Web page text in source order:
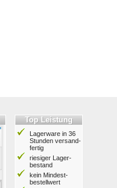
Top Leistung
Lagerware in 36
Stunden ver­sand­
fertig
riesiger Lager­
bestand
kein Mindest­
bestell­wert